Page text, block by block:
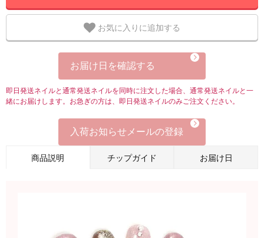
お気に入りに追加する
お届け日を確認する
即日発送ネイルと通常発送ネイルを同時に注文した場合、通常発送ネイルと一
緒にお届けします。お急ぎの方は、即日発送ネイルのみご注文ください。
入荷お知らせメールの登録
商品説明 チップガイド お届け日